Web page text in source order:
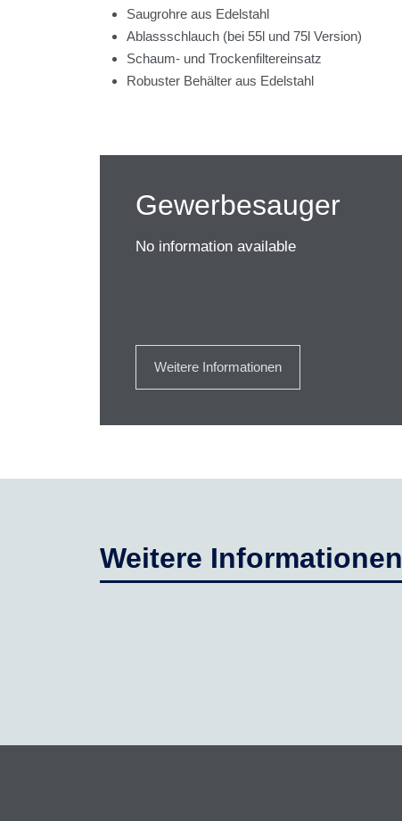
Saugrohre aus Edelstahl
Ablassschlauch (bei 55l und 75l Version)
Schaum- und Trockenfiltereinsatz
Robuster Behälter aus Edelstahl
Gewerbesauger
No information available
Weitere Informationen
Weitere Informationen